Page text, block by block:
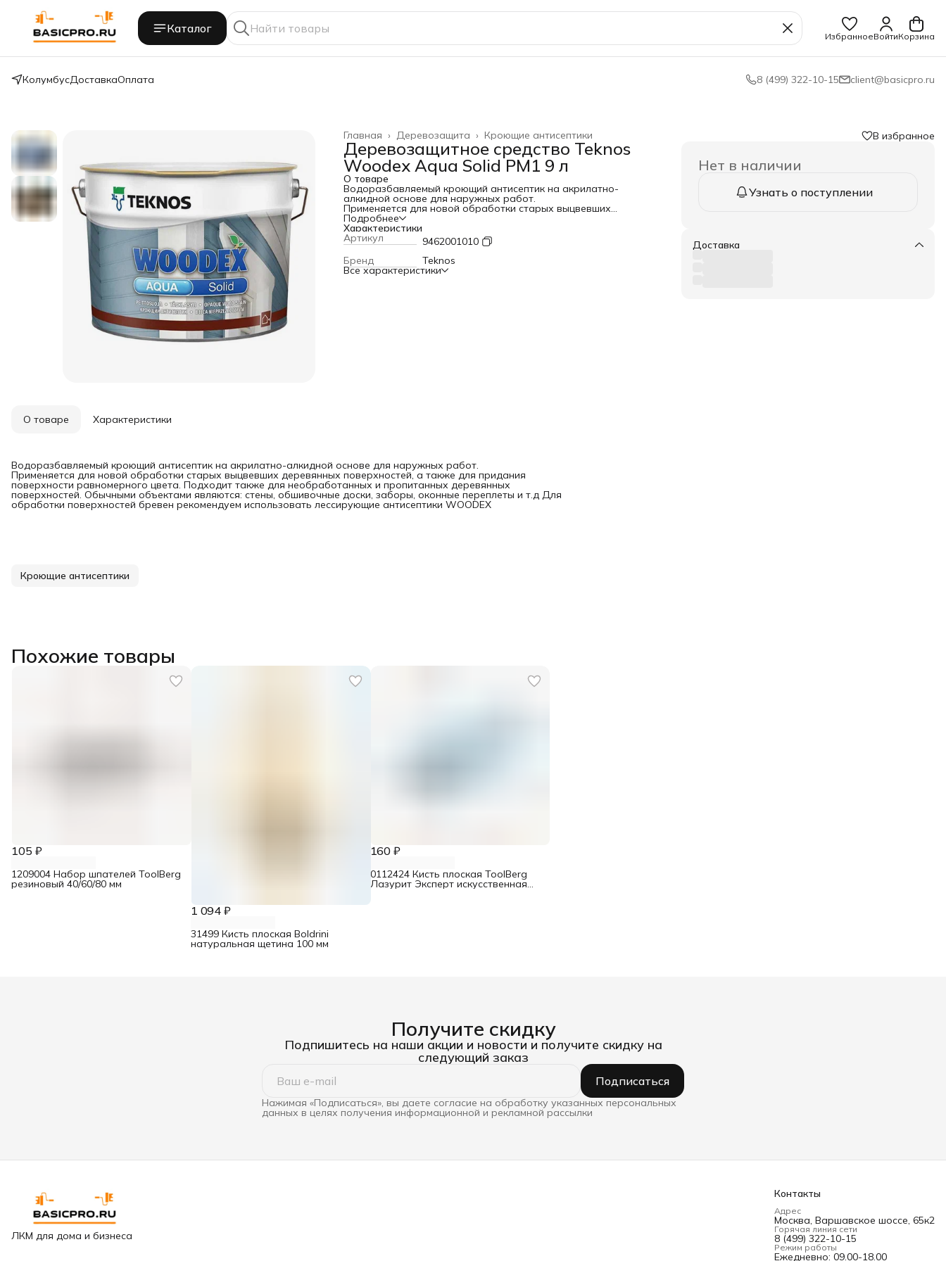
Каталог
ИзбранноеВойтиКорзина
КолумбусДоставкаОплата 8 (499) 322-10-15 client@basicpro.ru
Кроющие антисептики
Деревозащита ›
Главная ›
Деревозащитное средство Teknos
Woodex Aqua Solid РМ1 9 л
О товаре
Водоразбавляемый кроющий антисептик на акрилатно-
алкидной основе для наружных работ.
Применяется для новой обработки старых выцвевших
деревянных поверхностей, а также для придания поверхности
равномерного цвета. Подходит также для необработанных и
пропитанных деревянных поверхностей. Обычными объектами
являются: стены, обшивочные доски, заборы, оконные
переплеты и т.д Для обработки поверхностей бревен
рекомендуем использовать лессирующие антисептики
WOODEX
Подробнее
Характеристики
Артикул
9462001010
Бренд
Teknos
Все характеристики
В избранное
Нет в наличии
Узнать о поступлении
Доставка
О товаре Характеристики
Водоразбавляемый кроющий антисептик на акрилатно-алкидной основе для наружных работ.
Применяется для новой обработки старых выцвевших деревянных поверхностей, а также для придания
поверхности равномерного цвета. Подходит также для необработанных и пропитанных деревянных
поверхностей. Обычными объектами являются: стены, обшивочные доски, заборы, оконные переплеты и т.д Для
обработки поверхностей бревен рекомендуем использовать лессирующие антисептики WOODEX
Кроющие антисептики
Похожие товары
105 ₽
1209004 Набор шпателей ToolBerg
резиновый 40/60/80 мм
1 094 ₽
31499 Кисть плоская Boldrini
натуральная щетина 100 мм
160 ₽
0112424 Кисть плоская ToolBerg
Лазурит Эксперт искусственная
Получите скидку
Подпишитесь на наши акции и новости и получите скидку на
следующий заказ
Подписаться
Нажимая «Подписаться», вы даете согласие на обработку указанных персональных
данных в целях получения информационной и рекламной рассылки
ЛКМ для дома и бизнеса
Контакты
Адрес
Москва, Варшавское шоссе, 65к2
Горячая линия сети
8 (499) 322-10-15
Режим работы
Ежедневно: 09.00-18.00